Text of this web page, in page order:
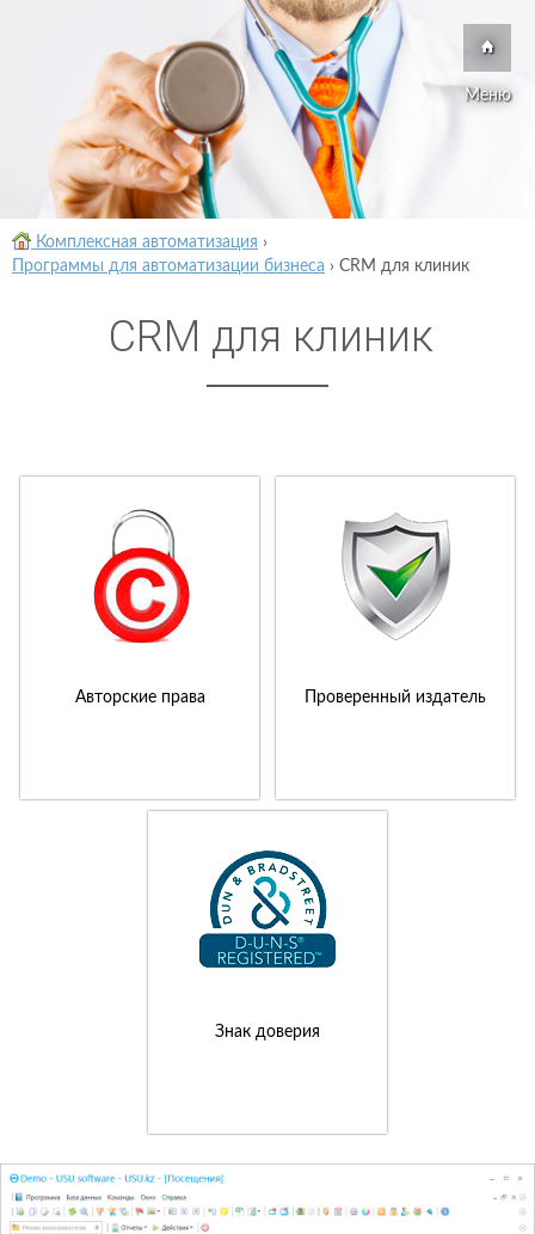
Меню
Комплексная автоматизация ›
Программы для автоматизации бизнеса › CRM для клиник
CRM для клиник
Авторские права Проверенный издатель
Знак доверия